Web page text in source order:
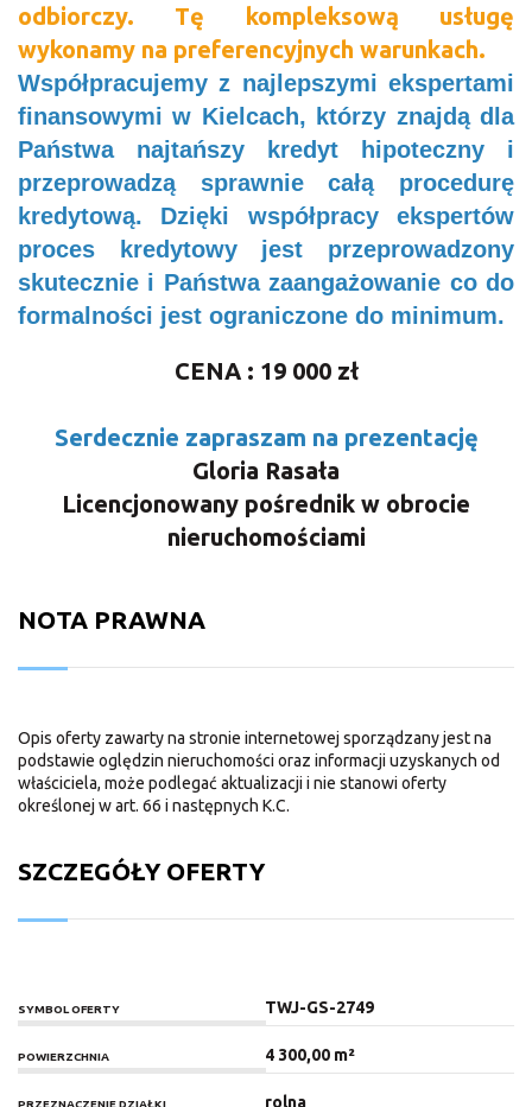
odbiorczy. Tę kompleksową usługę
wykonamy na preferencyjnych warunkach.
Współpracujemy z najlepszymi ekspertami
finansowymi w Kielcach, którzy znajdą dla
Państwa najtańszy kredyt hipoteczny i
przeprowadzą sprawnie całą procedurę
kredytową. Dzięki współpracy ekspertów
proces kredytowy jest przeprowadzony
skutecznie i Państwa zaangażowanie co do
formalności jest ograniczone do minimum.
CENA : 19 000 zł
Serdecznie zapraszam na prezentację
Gloria Rasała
Licencjonowany pośrednik w obrocie
nieruchomościami
NOTA PRAWNA
Opis oferty zawarty na stronie internetowej sporządzany jest na
podstawie oględzin nieruchomości oraz informacji uzyskanych od
właściciela, może podlegać aktualizacji i nie stanowi oferty
określonej w art. 66 i następnych K.C.
SZCZEGÓŁY OFERTY
SYMBOL OFERTY TWJ-GS-2749
POWIERZCHNIA 4 300,00 m²
PRZEZNACZENIE DZIAŁKI rolna